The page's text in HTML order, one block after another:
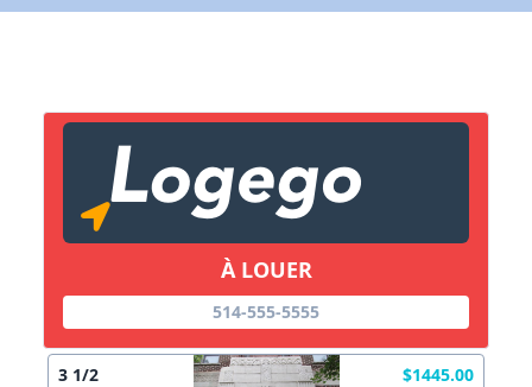
À LOUER
514-555-5555
3 1/2 $1445.00
Lien vers inscription (sera inclus dans courriel)
Copier lien
X Fermer
X Fermer